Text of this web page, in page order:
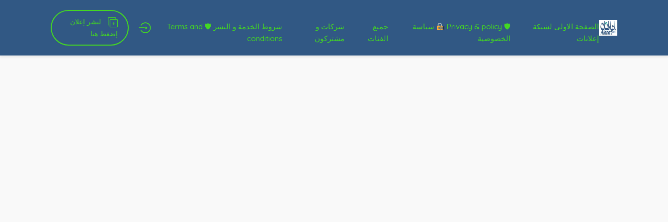
الصفحة الاولى لشبكة
إعلانات
🛡 Privacy & policy
سياسة
الخصوصية
جميع
الفئات
شركات و
مشتركون
شروط الخدمة و النشر 🛡 Terms and
conditions
لنشر إعلان
إضغط هنا